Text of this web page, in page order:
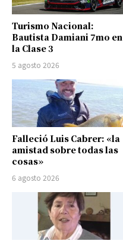
Turismo Nacional:
Bautista Damiani 7mo en
la Clase 3
5 agosto 2026
Falleció Luis Cabrer: «la
amistad sobre todas las
cosas»
6 agosto 2026